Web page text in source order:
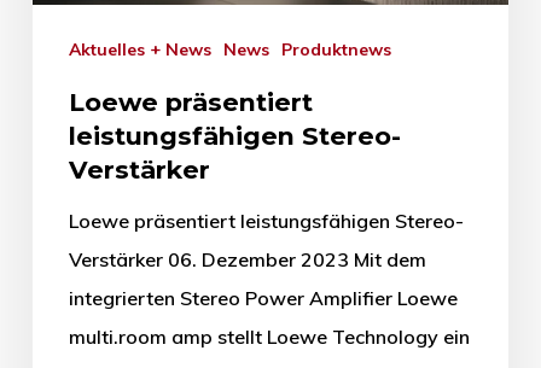
Aktuelles + News News Produktnews
Loewe präsentiert
leistungsfähigen Stereo-
Verstärker
Loewe präsentiert leistungsfähigen Stereo-
Verstärker 06. Dezember 2023 Mit dem
integrierten Stereo Power Amplifier Loewe
multi.room amp stellt Loewe Technology ein